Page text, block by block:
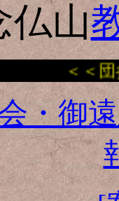
仏山
参受付案内年
・御